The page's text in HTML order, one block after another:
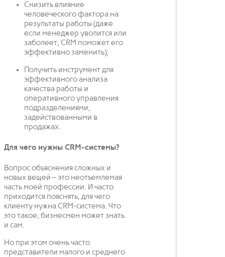
Снизить влияние
человеческого фактора на
результаты работы (даже
если менеджер уволится или
заболеет, CRM поможет его
эффективно заменить);
Получить инструмент для
эффективного анализа
качества работы и
оперативного управления
подразделениями,
задействованными в
продажах.
Для чего нужны CRM-системы?
Вопрос объяснения сложных и
новых вещей – это неотъемлемая
часть моей профессии. И часто
приходится пояснять, для чего
клиенту нужна CRM-система. Что
это такое, бизнесмен может знать
и сам.
Но при этом очень часто
представители малого и среднего